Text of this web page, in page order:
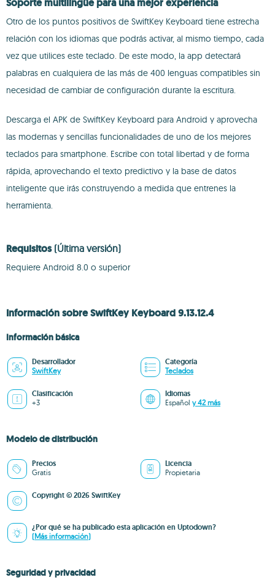
Soporte multilingüe para una mejor experiencia
Otro de los puntos positivos de SwiftKey Keyboard tiene estrecha
relación con los idiomas que podrás activar, al mismo tiempo, cada
vez que utilices este teclado. De este modo, la app detectará
palabras en cualquiera de las más de 400 lenguas compatibles sin
necesidad de cambiar de configuración durante la escritura.
Descarga el APK de SwiftKey Keyboard para Android y aprovecha
las modernas y sencillas funcionalidades de uno de los mejores
teclados para smartphone. Escribe con total libertad y de forma
rápida, aprovechando el texto predictivo y la base de datos
inteligente que irás construyendo a medida que entrenes la
herramienta.
Requisitos (Última versión)
Requiere Android 8.0 o superior
Información sobre SwiftKey Keyboard 9.13.12.4
Información básica
Desarrollador
SwiftKey
Categoría
Teclados
Clasificación
+3
Idiomas
Español y 42 más
Modelo de distribución
Precios
Gratis
Licencia
Propietaria
Copyright © 2026 SwiftKey
¿Por qué se ha publicado esta aplicación en Uptodown?
(Más información)
Seguridad y privacidad